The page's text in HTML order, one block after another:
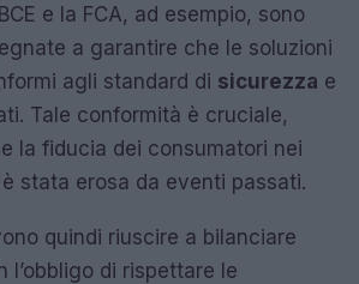
e la FCA, ad esempio, sono
a garantire che le soluzioni
agli standard di sicurezza e
Tale conformità è cruciale,
la fiducia dei consumatori nei
stata erosa da eventi passati.
quindi riuscire a bilanciare
l’obbligo di rispettare le